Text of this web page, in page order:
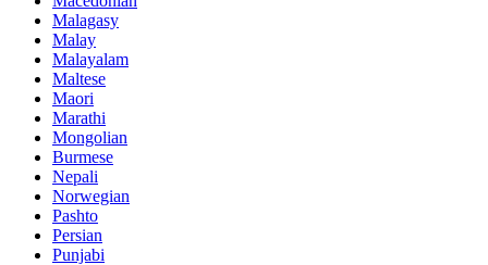
Malagasy
Malay
Malayalam
Maltese
Maori
Marathi
Mongolian
Burmese
Nepali
Norwegian
Pashto
Persian
Punjabi